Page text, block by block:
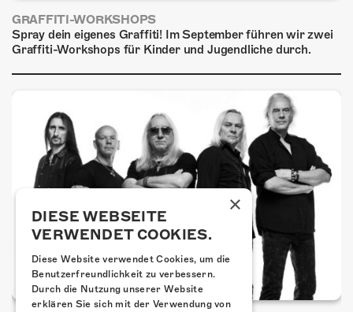
GRAFFITI-WORKSHOPS
Spray dein eigenes Graffiti! Im September führen wir zwei
Graffiti-Workshops für Kinder und Jugendliche durch.
×
DIESE WEBSEITE
VERWENDET COOKIES.
Diese Website verwendet Cookies, um die
Benutzerfreundlichkeit zu verbessern.
Durch die Nutzung unserer Website
erklären Sie sich mit der Verwendung von